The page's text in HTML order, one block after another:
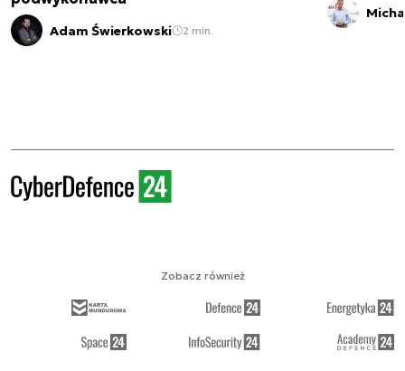
Adam Świerkowski 2 min.
Zobacz również